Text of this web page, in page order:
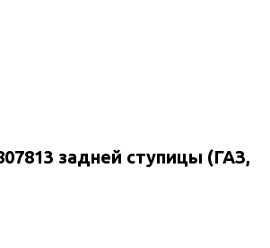
задней ступицы (ГАЗ,